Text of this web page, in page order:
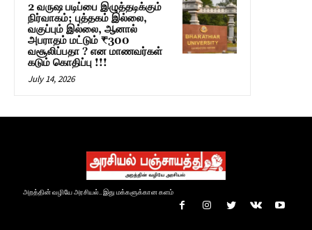
2 வருஷ படிப்பை இழுத்தடிக்கும்
நிர்வாகம்; புத்தகம் இல்லை,
வகுப்பும் இல்லை, ஆனால்
அபராதம் மட்டும் ₹300
வசூலிப்பதா ? என மாணவர்கள்
கடும் கொதிப்பு !!!
July 14, 2026
அறத்தின் வழியே அரசியல்.. இது மக்களுக்கான களம்